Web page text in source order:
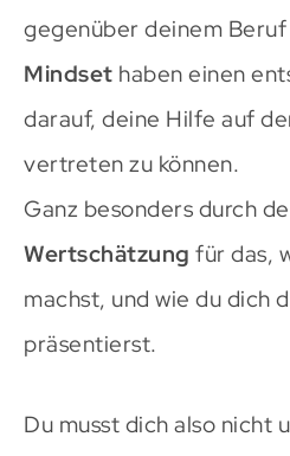
gegenüber deinem
Mindset haben einen
darauf, deine Hilfe auf
vertreten zu können.
Ganz besonders durch
Wertschätzung für das,
machst, und wie du dich
präsentierst.
Du musst dich also nicht